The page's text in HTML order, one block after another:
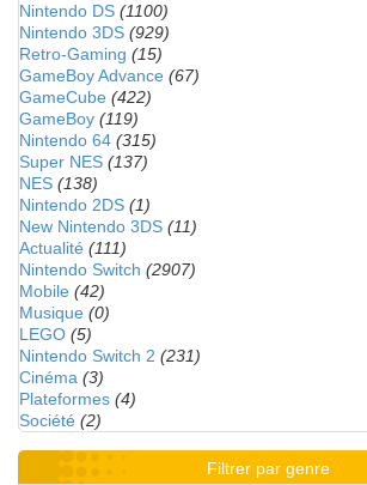
Nintendo DS (1100)
Nintendo 3DS (929)
Retro-Gaming (15)
GameBoy Advance (67)
GameCube (422)
GameBoy (119)
Nintendo 64 (315)
Super NES (137)
NES (138)
Nintendo 2DS (1)
New Nintendo 3DS (11)
Actualité (111)
Nintendo Switch (2907)
Mobile (42)
Musique (0)
LEGO (5)
Nintendo Switch 2 (231)
Cinéma (3)
Plateformes (4)
Société (2)
Filtrer par genre